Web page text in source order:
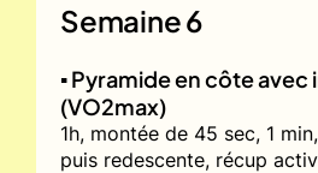
Semaine 6
▪️ Pyramide en côte
(VO2max)
1h, montée de 45 sec, 1
puis redescente, récup